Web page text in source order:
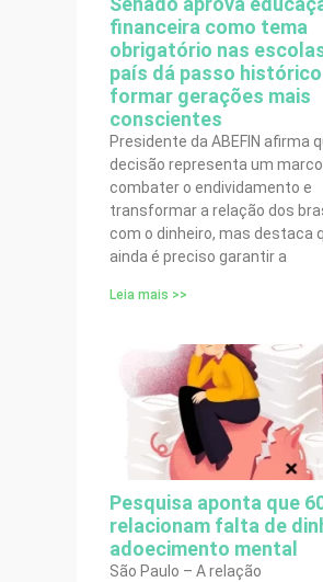
financeira como tema
obrigatório nas
país dá passo
formar gerações mais
conscientes
Presidente da ABEFIN afirma
decisão representa um
combater o endividamento e
transformar a relação dos
com o dinheiro, mas destaca
ainda é preciso garantir a
Leia mais >>
Pesquisa aponta que
relacionam falta de
adoecimento mental
São Paulo – A relação